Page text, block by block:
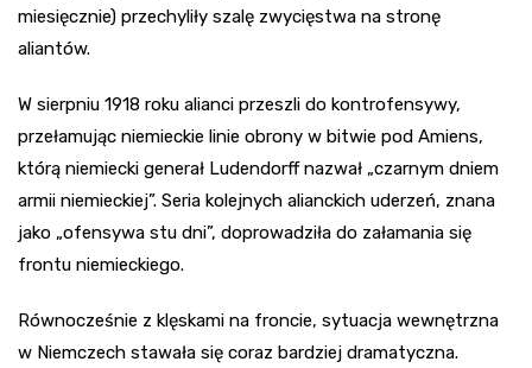
miesięcznie) przechyliły szalę zwycięstwa na stronę
aliantów.
W sierpniu 1918 roku alianci przeszli do kontrofensywy,
przełamując niemieckie linie obrony w bitwie pod Amiens,
którą niemiecki generał Ludendorff nazwał „czarnym dniem
armii niemieckiej”. Seria kolejnych alianckich uderzeń, znana
jako „ofensywa stu dni”, doprowadziła do załamania się
frontu niemieckiego.
Równocześnie z klęskami na froncie, sytuacja wewnętrzna
w Niemczech stawała się coraz bardziej dramatyczna.